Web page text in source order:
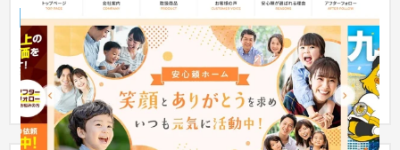
企業サイト 家電・電子機器 51〜100万円
サイトの設計からデザイン・集客にも対応したコーポレート兼
集客サイトの制作になります。デザインも安心と信頼が得られ
る親しみ...